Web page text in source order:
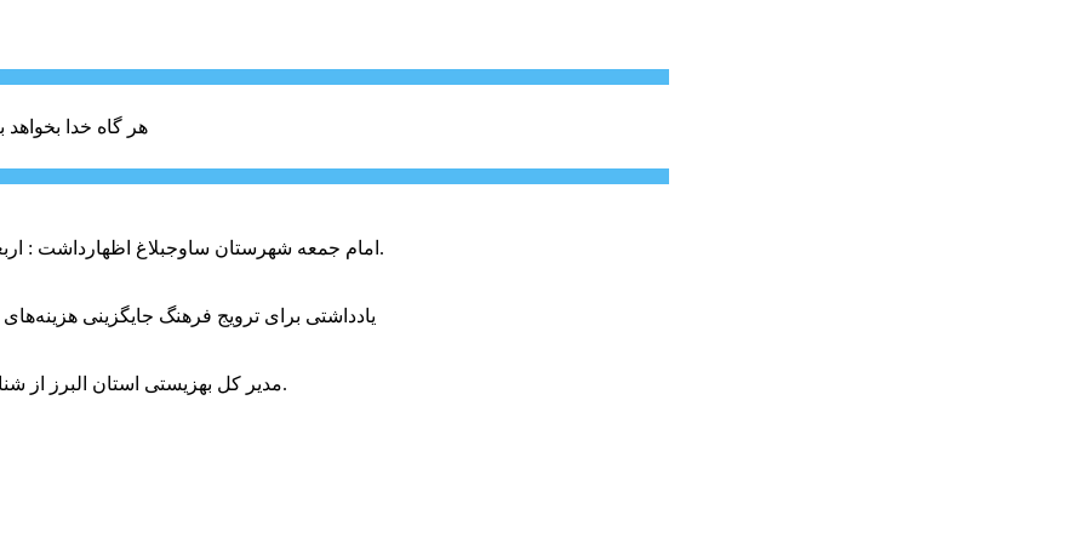
هر گاه خدا بخواهد
امام جمعه شهرستان ساوجبلاغ اظهارداشت : اربعین امسال سراسر حماسه خونخواهی و مرگ بر آمریکا و اسرائیل بود.
یادداشتی برای ترویج فرهنگ جایگزینی
مدیر کل بهزیستی استان البرز از شناسایی ۲ هزار و ۴۰۰ کودک دارای اختلالات بینایی در این استان خبر داد.